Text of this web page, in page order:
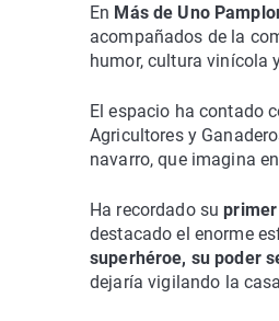
En Más de Uno
acompañados de la
humor, cultura vinícola
El espacio ha contado
Agricultores y
navarro, que imagina
Ha recordado suprimer
destacado el enorme
superhéroe, su poder
dejaría vigilando la